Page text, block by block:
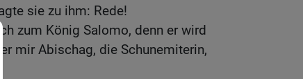
sie zu ihm: Rede!
zum König Salomo, denn er wird
mir Abischag, die Schunemiterin,